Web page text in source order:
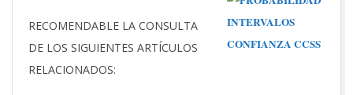
RECOMENDABLE LA CONSULTA
DE LOS SIGUIENTES ARTÍCULOS
RELACIONADOS: